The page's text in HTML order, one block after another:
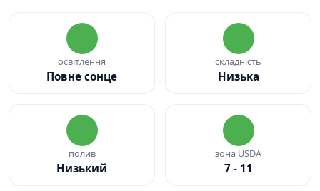
освітлення
Повне сонце
складність
Низька
полив
Низький
зона USDA
7 - 11